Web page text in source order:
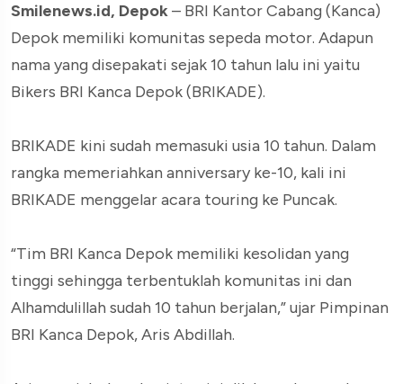
Smilenews.id, Depok– BRI Kantor Cabang (Kanca)
Depok memiliki komunitas sepeda motor. Adapun
nama yang disepakati sejak 10 tahun lalu ini yaitu
Bikers BRI Kanca Depok (BRIKADE).
BRIKADE kini sudah memasuki usia 10 tahun. Dalam
rangka memeriahkan anniversary ke-10, kali ini
BRIKADE menggelar acara touring ke Puncak.
“Tim BRI Kanca Depok memiliki kesolidan yang
tinggi sehingga terbentuklah komunitas ini dan
Alhamdulillah sudah 10 tahun berjalan,” ujar Pimpinan
BRI Kanca Depok, Aris Abdillah.